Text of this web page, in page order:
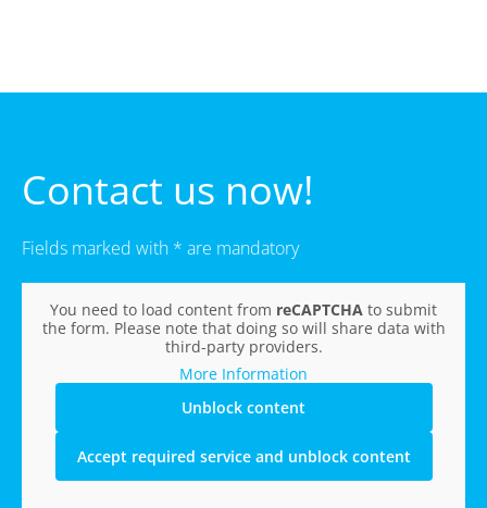
Contact us now!
Fields marked with * are mandatory
You need to load content from reCAPTCHA to submit
the form. Please note that doing so will share data with
third-party providers.
More Information
Unblock content
Accept required service and unblock content